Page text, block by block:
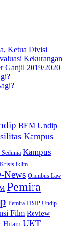
Ketua Divisi
Kekurangan
Ganjil 2019/2020
BEM Undip
Kampus
Sedunia Kampus
Krisis iklim
News Omnibus Law
Pemira
Pemira FISIP Undip
Film Review
Hitam UKT